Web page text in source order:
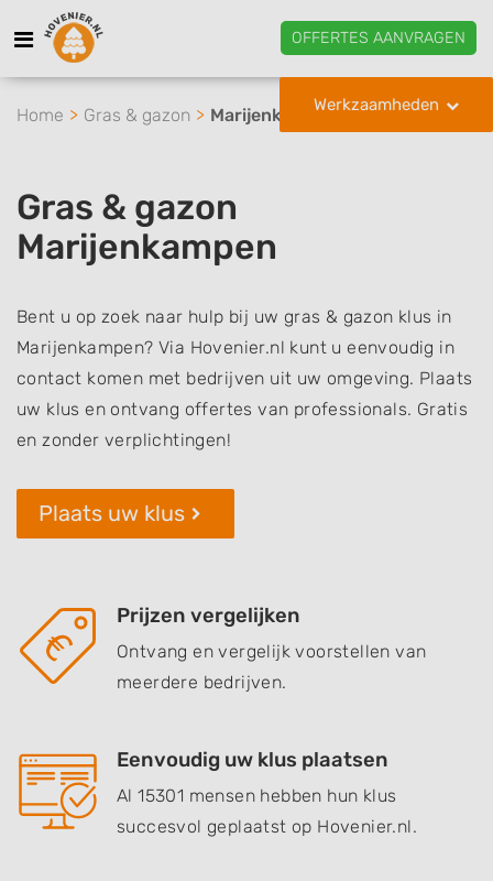
OFFERTES AANVRAGEN
Werkzaamheden
Home Gras & gazon Marijenkampen
Gras & gazon
Marijenkampen
Bent u op zoek naar hulp bij uw gras & gazon klus in
Marijenkampen? Via Hovenier.nl kunt u eenvoudig in
contact komen met bedrijven uit uw omgeving. Plaats
uw klus en ontvang offertes van professionals. Gratis
en zonder verplichtingen!
Plaats uw klus
Prijzen vergelijken
Ontvang en vergelijk voorstellen van
meerdere bedrijven.
Eenvoudig uw klus plaatsen
Al 15301 mensen hebben hun klus
succesvol geplaatst op Hovenier.nl.